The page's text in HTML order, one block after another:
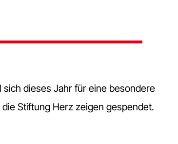
dieses Jahr für eine besondere
Stiftung Herz zeigen gespendet.